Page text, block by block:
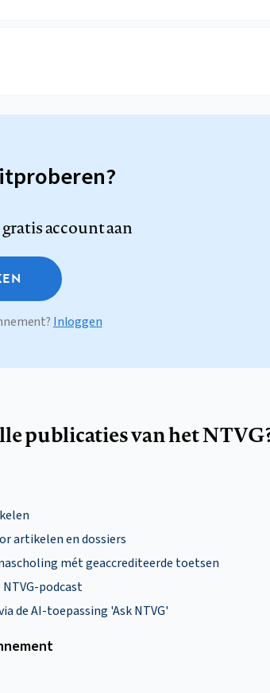
account aan
Inloggen
publicaties van het
artikelen en dossiers
mét geaccrediteerde toetsen
podcast
de AI-toepassing 'Ask NTVG'